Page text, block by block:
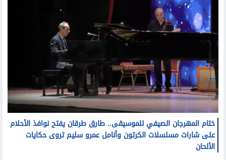
ختام المهرجان الصيفي للموسيقى.. طارق طرقان يفتح نوافذ الأحلام
على شارات مسلسلات الكرتون وأنامل عمرو سليم تروى حكايات
الألحان